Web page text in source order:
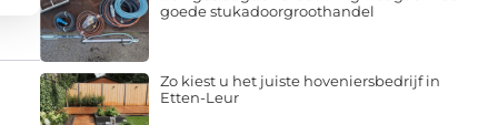
goede stukadoorgroothandel
Zo kiest u het juiste hoveniersbedrijf in
Etten-Leur